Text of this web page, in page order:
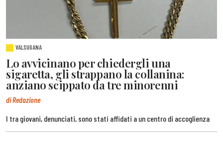
VALSUGANA
Lo avvicinano per chiedergli una
sigaretta, gli strappano la collanina:
anziano scippato da tre minorenni
di Redazione
I tra giovani, denunciati, sono stati affidati a un centro di accoglienza